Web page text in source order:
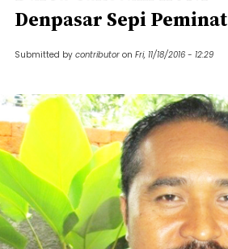
Denpasar Sepi Peminat
Submitted by contributor on Fri, 11/18/2016 - 12:29